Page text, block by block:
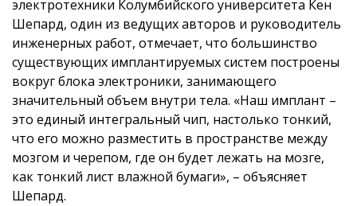
электротехники Колумбийского университета Кен
Шепард, один из ведущих авторов и руководитель
инженерных работ, отмечает, что большинство
существующих имплантируемых систем построены
вокруг блока электроники, занимающего
значительный объем внутри тела. «Наш имплант –
это единый интегральный чип, настолько тонкий,
что его можно разместить в пространстве между
мозгом и черепом, где он будет лежать на мозге,
как тонкий лист влажной бумаги», – объясняет
Шепард.